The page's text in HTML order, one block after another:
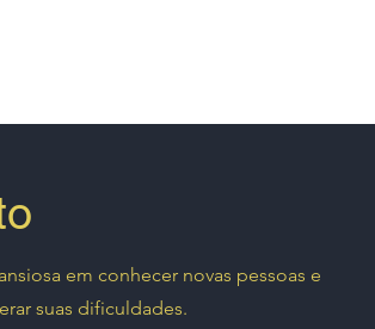
em conhecer novas pessoas e
suas dificuldades.